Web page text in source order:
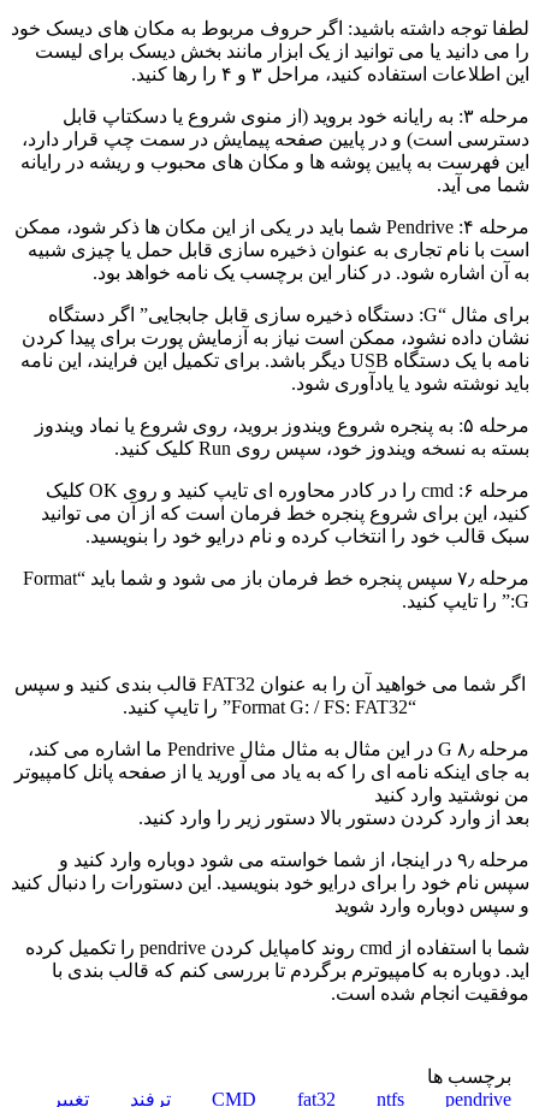
لطفا توجه داشته باشید: اگر حروف مربوط به مکان های دیسک خود
را می دانید یا می توانید از یک ابزار مانند بخش دیسک برای لیست
این اطلاعات استفاده کنید، مراحل ۳ و ۴ را رها کنید
.
مرحله ۳: به رایانه خود بروید (از منوی شروع یا دسکتاپ قابل
دسترسی است) و در پایین صفحه پیمایش در سمت چپ قرار دارد،
این فهرست به پایین پوشه ها و مکان های محبوب و ریشه در رایانه
شما می آید.
مرحله ۴: Pendrive شما باید در یکی از این مکان ها ذکر شود، ممکن
است با نام تجاری به عنوان ذخیره سازی قابل حمل یا چیزی شبیه
به آن اشاره شود. در کنار این برچسب یک نامه خواهد بود.
برای مثال “G: دستگاه ذخیره سازی قابل جابجایی” اگر دستگاه
نشان داده نشود، ممکن است نیاز به آزمایش پورت برای پیدا کردن
نامه با یک دستگاه USB دیگر باشد. برای تکمیل این فرایند، این نامه
باید نوشته شود یا یادآوری شود.
مرحله ۵: به پنجره شروع ویندوز بروید، روی شروع یا نماد ویندوز
بسته به نسخه ویندوز خود، سپس روی Run کلیک کنید.
مرحله ۶: cmd را در کادر محاوره ای تایپ کنید و روی OK کلیک
کنید، این برای شروع پنجره خط فرمان است که از آن می توانید
سبک قالب خود را انتخاب کرده و نام درایو خود را بنویسید.
مرحله ۷٫ سپس پنجره خط فرمان باز می شود و شما باید “Format
G:” را تایپ کنید.
اگر شما می خواهید آن را به عنوان FAT32 قالب بندی کنید و سپس
“Format G: / FS: FAT32” را تایپ کنید
.
مرحله ۸٫ G در این مثال به مثال مثال Pendrive ما اشاره می کند،
به جای اینکه نامه ای را که به یاد می آورید یا از صفحه پانل کامپیوتر
من نوشتید وارد کنید
بعد از وارد کردن دستور بالا دستور زیر را وارد کنید.
مرحله ۹٫ در اینجا، از شما خواسته می شود دوباره وارد کنید و
سپس نام خود را برای درایو خود بنویسید. این دستورات را دنبال کنید
و سپس دوباره وارد شوید
شما با استفاده از cmd روند کامپایل کردن pendrive را تکمیل کرده
اید. دوباره به کامپیوترم برگردم تا بررسی کنم که قالب بندی با
موفقیت انجام شده است.
برچسب ها
CMD
fat32 ntfs pendrive ترفند تغییر